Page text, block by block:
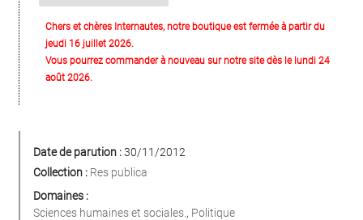
Chers et chères Internautes, notre boutique est fermée à partir du
jeudi 16 juillet 2026.
Vous pourrez commander à nouveau sur notre site dès le lundi 24
août 2026.
Date de parution :30/11/2012
Collection : Res publica
Domaines :
Sciences humaines et sociales. , Politique